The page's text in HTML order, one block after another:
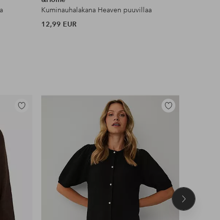
Kuminauhalakana Heaven puuvillaa
12,99 EUR
Lisää
Lisää
Seuraava